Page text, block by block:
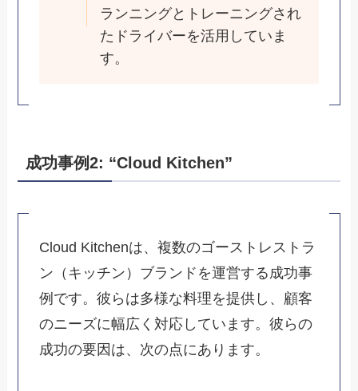
ランニングとトレーニングされ
たドライバーを活用していま
す。
成功事例2: “Cloud Kitchen”
Cloud Kitchenは、複数のゴーストレストラ
ン（キッチン）ブランドを運営する成功事
例です。彼らは多様な料理を提供し、顧客
のニーズに幅広く対応しています。彼らの
成功の要因は、次の点にあります。